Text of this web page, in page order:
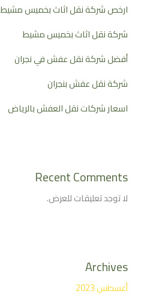
ارخص شركة نقل اثاث بخميس مشيط
شركة نقل اثاث بخميس مشيط
أفضل شركة نقل عفش في نجران
شركة نقل عفش بنجران
اسعار شركات نقل العفش بالرياض
Recent Comments
لا توجد تعليقات للعرض.
Archives
أغسطس 2023